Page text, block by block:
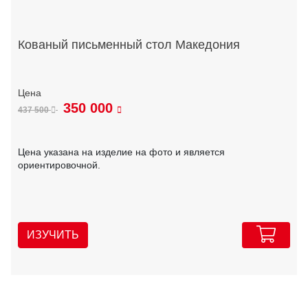
Кованый письменный стол Македония
437 500 350 000
Цена указана на изделие на фото и является
ориентировочной.
ИЗУЧИТЬ